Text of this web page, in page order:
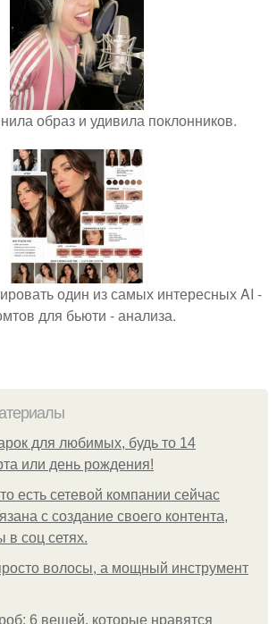
образ и удивила поклонников.
один из самых интересных AI -
для бьюти - анализа.
для любимых, будь то 14
или день рождения!
есть сетевой компании сейчас
с создание своего контента,
в соц сетях.
волосы, а мощный инструмент
6 вещей, которые нравятся